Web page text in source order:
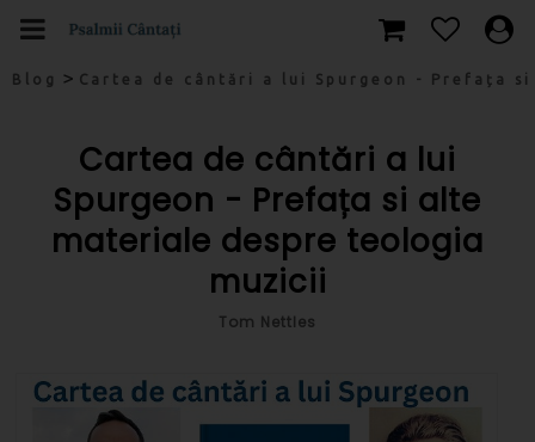
Blog > Cartea de cântări a lui Spurgeon - Prefața
Cartea de cântări a lui
Spurgeon - Prefața si alte
materiale despre teologia
muzicii
Tom Nettles